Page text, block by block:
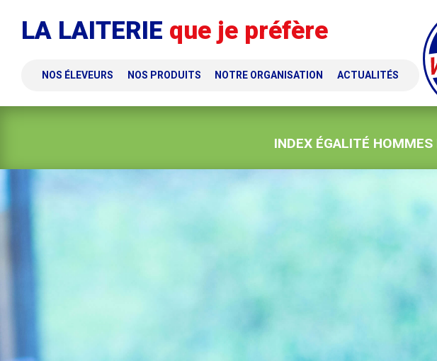
LA LAITERIE que je préfère
NOS ÉLEVEURS NOS PRODUITS NOTRE ORGANISATION ACTUALITÉS
INDEX ÉGALITÉ